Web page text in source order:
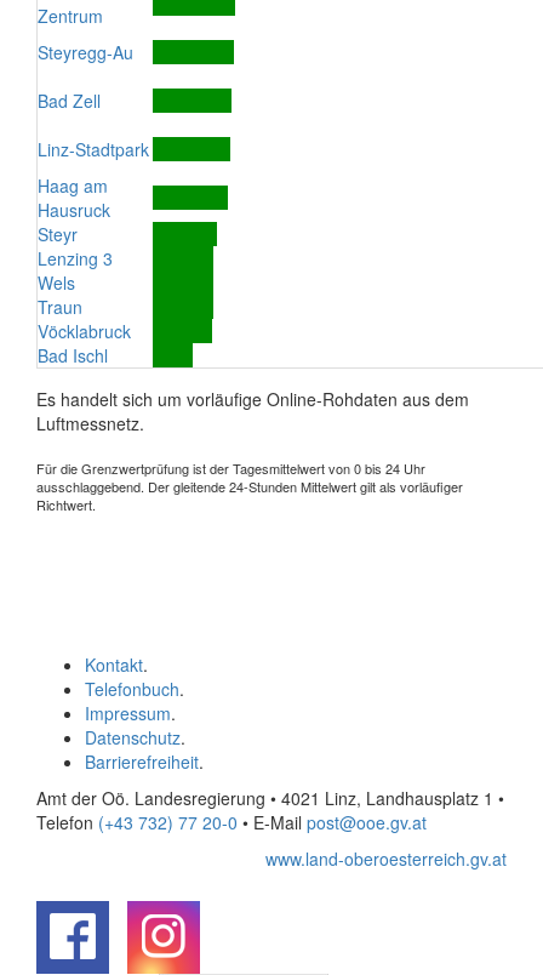
Zentrum
Steyregg-Au
Bad Zell
Linz-Stadtpark
Haag am
Hausruck
Steyr
Lenzing 3
Wels
Traun
Vöcklabruck
Bad Ischl
Es handelt sich um vorläufige Online-Rohdaten aus dem
Luftmessnetz.
Für die Grenzwertprüfung ist der Tagesmittelwert von 0 bis 24 Uhr
ausschlaggebend. Der gleitende 24-Stunden Mittelwert gilt als vorläufiger
Richtwert.
Kontakt.
Telefonbuch.
Impressum.
Datenschutz.
Barrierefreiheit.
Amt der Oö. Landesregierung • 4021 Linz, Landhausplatz 1 •
Telefon (+43 732) 77 20-0 • E-Mail post@ooe.gv.at
www.land-oberoesterreich.gv.at